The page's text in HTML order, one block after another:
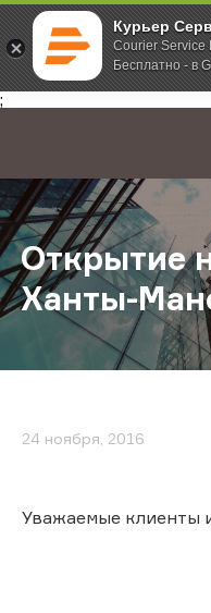
Курьер
Courier Service
Бесплатно - в
;
Главная О компании
Открытие
Ханты-
24 ноября, 2016
Уважаемые клиенты